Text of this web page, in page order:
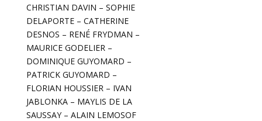
CHRISTIAN DAVIN – SOPHIE
DELAPORTE – CATHERINE
DESNOS – RENÉ FRYDMAN –
MAURICE GODELIER –
DOMINIQUE GUYOMARD –
PATRICK GUYOMARD –
FLORIAN HOUSSIER – IVAN
JABLONKA – MAYLIS DE LA
SAUSSAY – ALAIN LEMOSOF